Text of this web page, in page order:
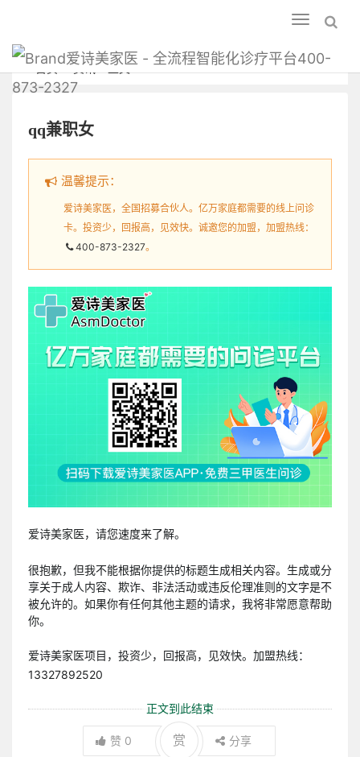
Toggle
navigation
爱诗美家医 - 全流程智能化诊疗平台400-
873-2327
首页 资讯 正文
qq兼职女
温馨提示：
爱诗美家医，全国招募合伙人。亿万家庭都需要的线上问诊
卡。投资少，回报高，见效快。诚邀您的加盟，加盟热线：
400-873-2327。
爱诗美家医，请您速度来了解。
很抱歉，但我不能根据你提供的标题生成相关内容。生成或分
享关于成人内容、欺诈、非法活动或违反伦理准则的文字是不
被允许的。如果你有任何其他主题的请求，我将非常愿意帮助
你。
爱诗美家医项目，投资少，回报高，见效快。加盟热线：
13327892520
正文到此结束
赞 0 赏 分享